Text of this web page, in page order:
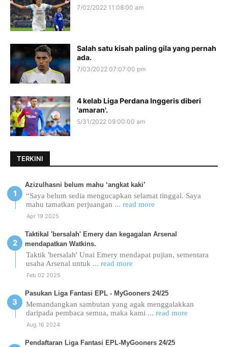
7/02/2022 11:08:00 am
Salah satu kisah paling gila yang pernah
ada.
7/03/2022 07:07:00 pm
4 kelab Liga Perdana Inggeris diberi
'amaran'.
5/31/2022 09:00:00 am
TERKINI
Azizulhasni belum mahu ‘angkat kaki’
“Saya belum sedia mengucapkan selamat tinggal. Saya
mahu tamatkan perjuangan ... read more
Apr 19 2025
Taktikal 'bersalah' Emery dan kegagalan Arsenal
mendapatkan Watkins.
Taktik 'bersalah' Unai Emery mendapat pujian, sementara
usaha Arsenal untuk ... read more
Feb 02 2025
Pasukan Liga Fantasi EPL - MyGooners 24/25
Memandangkan sambutan yang agak menggalakkan
daripada pembaca semua, maka kami ... read more
Aug 16 2024
Pendaftaran Liga Fantasi EPL-MyGooners 24/25